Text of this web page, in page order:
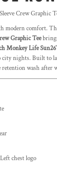
Crew Graphic
modern comfort.
Graphic Tee
Monkey Life
city nights. Built to
wash after
chest logo